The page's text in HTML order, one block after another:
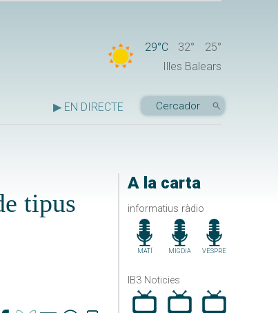
29°C 32°
25°
Illes Balears
▶ EN DIRECTE
A la carta
informatius ràdio
MATÍ MIGDIA VESPRE
IB3 Noticies
tipus